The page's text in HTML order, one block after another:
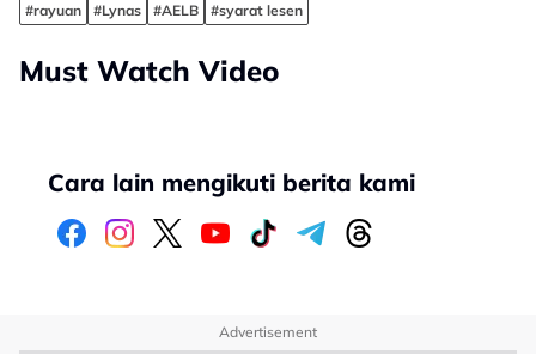
#rayuan #Lynas #AELB #syarat lesen
Must Watch Video
Cara lain mengikuti berita kami
Advertisement